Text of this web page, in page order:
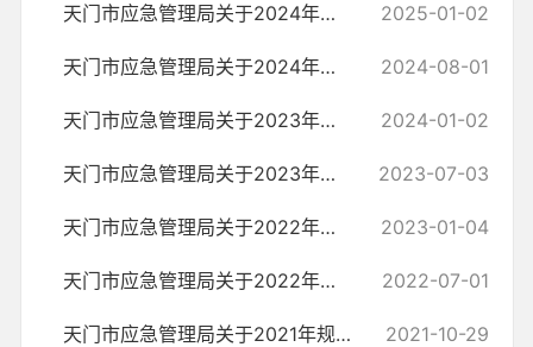
天门市应急管理局关于2024年下半年规范性文件更新情况的说明 2025-01-02
天门市应急管理局关于2024年上半年规范性文件更新情况的说明 2024-08-01
天门市应急管理局关于2023年下半年规范性文件更新情况的说明 2024-01-02
天门市应急管理局关于2023年上半年规范性文件更新情况的说明 2023-07-03
天门市应急管理局关于2022年下半年规范性文件更新情况的说明 2023-01-04
天门市应急管理局关于2022年上半年规范性文件更新情况的说明 2022-07-01
天门市应急管理局关于2021年规范性文件更新情况说明 2021-10-29